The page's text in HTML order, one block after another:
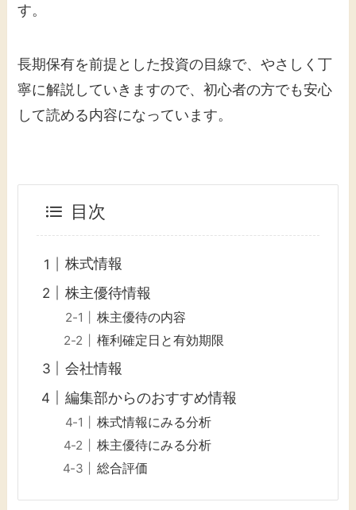
す。
長期保有を前提とした投資の目線で、やさしく丁
寧に解説していきますので、初心者の方でも安心
して読める内容になっています。
目次
株式情報
株主優待情報
株主優待の内容
権利確定日と有効期限
会社情報
編集部からのおすすめ情報
株式情報にみる分析
株主優待にみる分析
総合評価